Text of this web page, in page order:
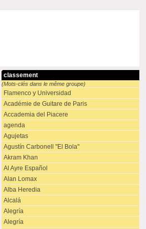
classement
(Mots-clés dans le même groupe)
Flamenco y Universidad
Académie de Guitare de Paris
Accademia del Piacere
agenda
Agujetas
Agustín Carbonell "El Bola"
Akram Khan
Al Ayre Español
Alan Lomax
Alba Heredia
Alcalá
Alegría
Alegría